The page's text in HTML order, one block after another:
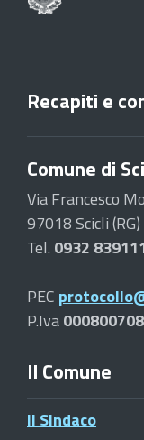
Recapiti e
Comune di
Via Francesco
97018 Scicli (RG)
Tel. 0932
PEC
P.Iva
Il Comune
Il Sindaco